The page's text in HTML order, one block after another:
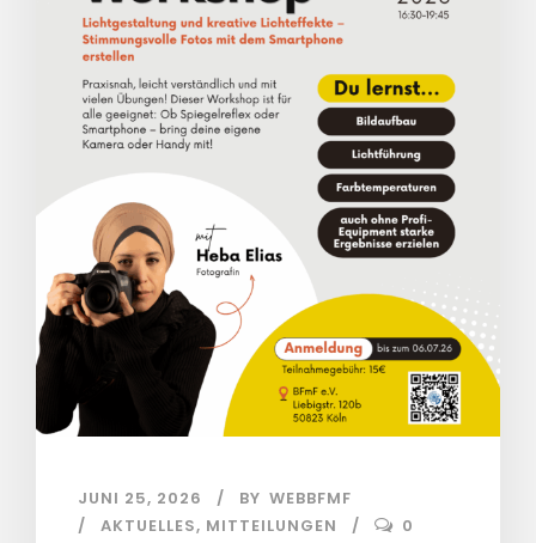
JUNI 25, 2026 BY WEBBFMF
AKTUELLES, MITTEILUNGEN 0